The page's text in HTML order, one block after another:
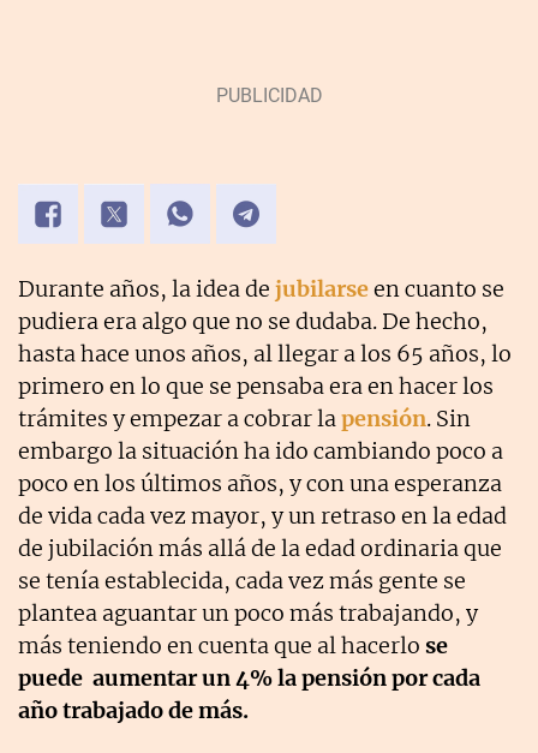
Durante años, la idea de jubilarseen cuanto se
pudiera era algo que no se dudaba. De hecho,
hasta hace unos años, al llegar a los 65 años, lo
primero en lo que se pensaba era en hacer los
trámites y empezar a cobrar lapensión. Sin
embargo la situación ha ido cambiando poco a
poco en los últimos años, y con una esperanza
de vida cada vez mayor, y un retraso en la edad
de jubilación más allá de la edad ordinaria que
se tenía establecida, cada vez más gente se
plantea aguantar un poco más trabajando, y
más teniendo en cuenta que al hacerlo se
puede aumentar un 4% la pensión por cada
año trabajado de más.